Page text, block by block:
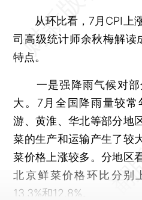
从环比看，7月CPI上涨
司高级统计师余秋梅解读
特点。
一是强降雨气候对部
大。7月全国降雨量较
游、黄淮、华北等部分地
菜的生产和运输产生了较
菜价格上涨较多。分地区
北京鲜菜价格环比分别
13.3%和12.8%。